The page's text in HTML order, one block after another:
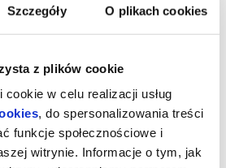
Szczegóły O plikach cookies
z plików cookie
w celu realizacji usług
, do spersonalizowania treści
funkcje społecznościowe i
witrynie. Informacje o tym, jak